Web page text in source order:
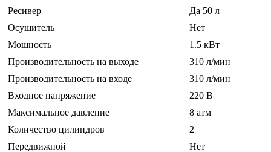
Ресивер
Да 50 л
Осушитель
Нет
Мощность
1.5 кВт
Производительность на выходе
310 л/мин
Производительность на входе
310 л/мин
Входное напряжение
220 В
Максимальное давление
8 атм
Количество цилиндров
2
Передвижной
Нет